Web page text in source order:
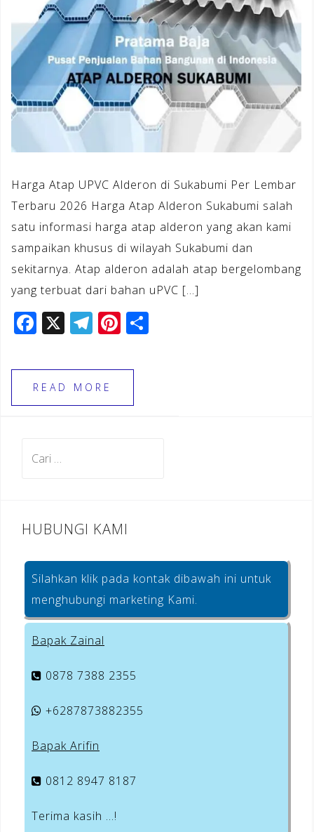
Harga Atap UPVC Alderon di Sukabumi Per Lembar
Terbaru 2026 Harga Atap Alderon Sukabumi salah
satu informasi harga atap alderon yang akan kami
sampaikan khusus di wilayah Sukabumi dan
sekitarnya. Atap alderon adalah atap bergelombang
yang terbuat dari bahan uPVC […]
F
c
e
b
o
X T
e
gr
a
Pi
te
e
READ MORE
HUBUNGI KAMI
Silahkan klik pada kontak dibawah ini untuk
menghubungi marketing Kami.
Bapak Zainal
0878 7388 2355
+6287873882355
Bapak Arifin
0812 8947 8187
Terima kasih …!